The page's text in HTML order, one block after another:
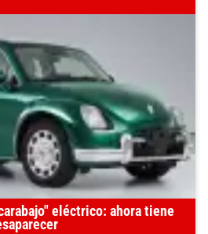
eléctrico: ahora tiene